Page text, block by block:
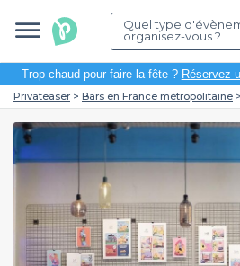
Quel type
organisez-vous ?
Trop chaud pour faire la fête ? Réservez
Privateaser Bars en France métropolitaine